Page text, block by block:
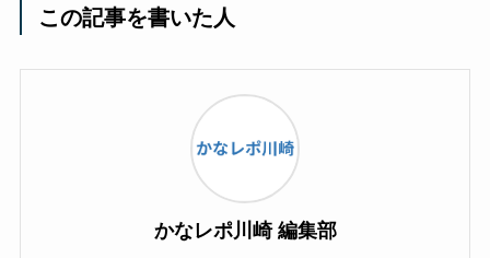
この記事を書いた人
かなレポ川崎 編集部